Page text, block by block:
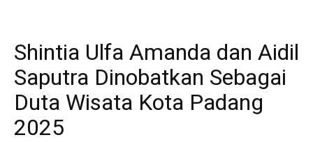
Shintia Ulfa Amanda dan Aidil
Saputra Dinobatkan Sebagai
Duta Wisata Kota Padang
2025